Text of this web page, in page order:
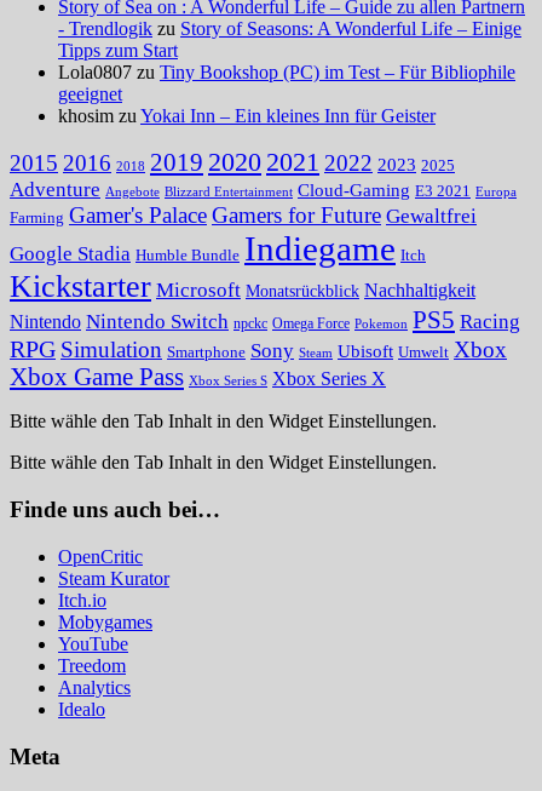
Story of Sea on : A Wonderful Life – Guide zu allen Partnern
- Trendlogik zu Story of Seasons: A Wonderful Life – Einige
Tipps zum Start
Lola0807 zu Tiny Bookshop (PC) im Test – Für Bibliophile
geeignet
khosim zuYokai Inn – Ein kleines Inn für Geister
2015 2016 2018 2019 2020 2021 2022 2023 2025
Adventure Angebote Blizzard Entertainment Cloud-Gaming E3 2021 Europa
Farming Gamer's PalaceGamers for Future Gewaltfrei
Google Stadia Humble Bundle Indiegame Itch
Kickstarter Microsoft Monatsrückblick Nachhaltigkeit
Nintendo Nintendo Switch npckc Omega Force Pokemon PS5 Racing
RPG Simulation Smartphone Sony Steam Ubisoft Umwelt Xbox
Xbox Game Pass Xbox Series S Xbox Series X
Bitte wähle den Tab Inhalt in den Widget Einstellungen.
Bitte wähle den Tab Inhalt in den Widget Einstellungen.
Finde uns auch bei…
OpenCritic
Steam Kurator
Itch.io
Mobygames
YouTube
Treedom
Analytics
Idealo
Meta